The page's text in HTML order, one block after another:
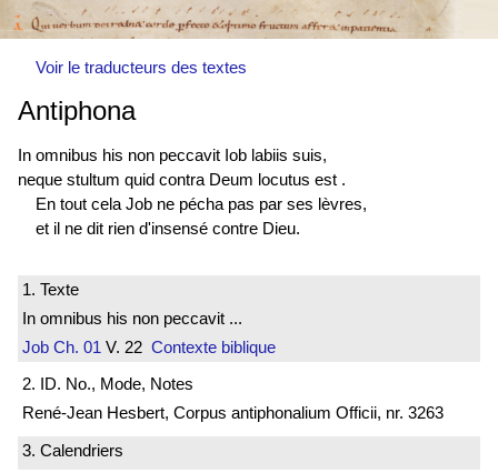
Voir le traducteurs des textes
Antiphona
In omnibus his non peccavit Iob labiis suis,
neque stultum quid contra Deum locutus est .
En tout cela Job ne pécha pas par ses lèvres,
et il ne dit rien d'insensé contre Dieu.
1. Texte
In omnibus his non peccavit ...
Job Ch. 01 V. 22 Contexte biblique
2. ID. No., Mode, Notes
René-Jean Hesbert, Corpus antiphonalium Officii, nr. 3263
3. Calendriers